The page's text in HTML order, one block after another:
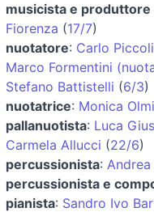
musicista e
Fiorenza (17/7)
nuotatore: Carlo Piccoli
Marco Formentini
Stefano Battistelli (6/3)
nuotatrice: Monica Olmi
pallanuotista: Luca
Carmela Allucci (22/6)
percussionista:
percussionista e
pianista: Sandro Ivo